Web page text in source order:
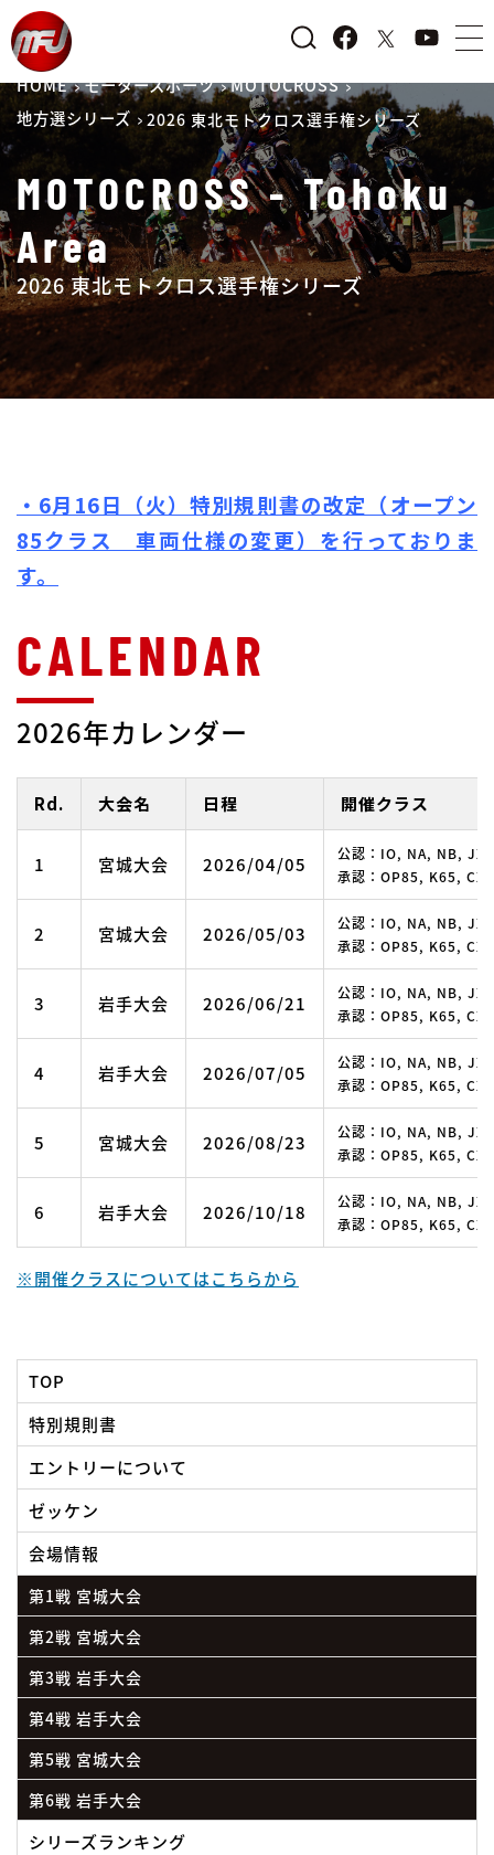
HOME モータースポーツ
MOTOCROSS
地方選シリーズ
2026 東北モトクロス選手権シリーズ
MOTOCROSS - Tohoku
Area
2026 東北モトクロス選手権シリーズ
・6月16日（火）特別規則書の改定（オープン
85クラス 車両仕様の変更）を行っておりま
す。
2026年カレンダー
Rd. 大会名 日程 開催クラス
1 宮城大会 2026/04/05
公認：IO, NA, NB, JX
承認：OP85, K65,
2 宮城大会 2026/05/03
公認：IO, NA, NB, JX
承認：OP85, K65,
3 岩手大会 2026/06/21
公認：IO, NA, NB, JX
承認：OP85, K65,
4 岩手大会 2026/07/05
公認：IO, NA, NB, JX
承認：OP85, K65,
5 宮城大会 2026/08/23
公認：IO, NA, NB, JX
承認：OP85, K65,
6 岩手大会 2026/10/18
公認：IO, NA, NB, JX
承認：OP85, K65,
※開催クラスについてはこちらから
TOP
特別規則書
エントリーについて
ゼッケン
会場情報
第1戦 宮城大会
第2戦 宮城大会
第3戦 岩手大会
第4戦 岩手大会
第5戦 宮城大会
第6戦 岩手大会
シリーズランキング